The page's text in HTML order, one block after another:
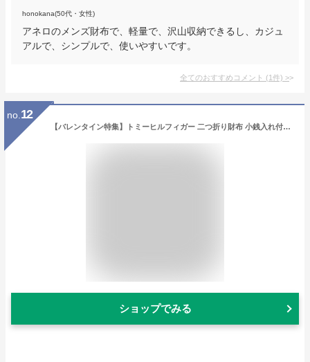
honokana(50代・女性)
アネロのメンズ財布で、軽量で、沢山収納できるし、カジュ
アルで、シンプルで、使いやすいです。
全てのおすすめコメント (1件) >
no. 12
【バレンタイン特集】トミーヒルフィガー 二つ折り財布 小銭入れ付き メンズ TOMMY HILFIGER Wallet ブラック BLACK 31TL25X012 001 【送料無料♪】 ギフト プレゼント 男性 女性 誕生日
ショップでみる